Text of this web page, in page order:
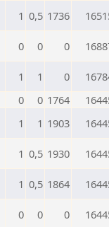
1 0,5 1736
0 0 0
1 1 0
0 0 1764
1 1 1903
1 0,5 1930
1 0,5 1864
0 0 0